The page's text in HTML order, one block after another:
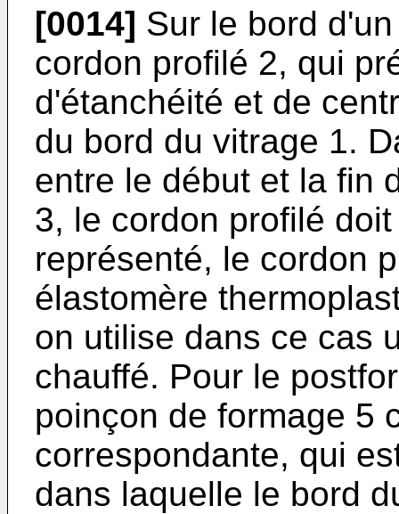
[0014] Sur le bord
cordon profilé 2, qui
d'étanchéité et de
du bord du vitrage 1.
entre le début et la fin
3, le cordon profilé
représenté, le cordon
élastomère
on utilise dans ce cas
chauffé. Pour le
poinçon de formage 5
correspondante, qui
dans laquelle le bord